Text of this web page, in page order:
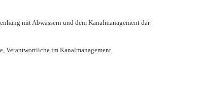
mit Abwässern und dem Kanalmanagement dar.
Verantwortliche im Kanalmanagement